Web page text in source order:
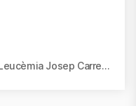
Institut de Recerca contra la Leucèmia Josep Carreras, Badalona